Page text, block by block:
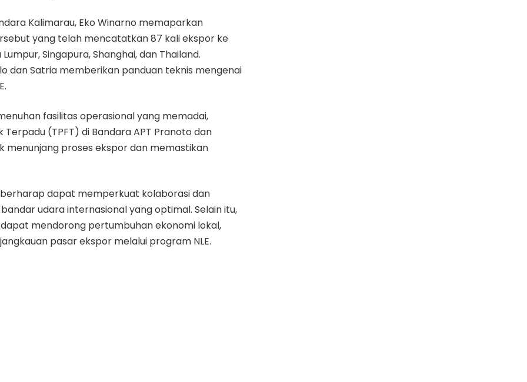
Kalimarau, Eko Winarno memaparkan
yang telah mencatatkan 87 kali ekspor ke
Singapura, Shanghai, dan Thailand.
dan Satria memberikan panduan teknis mengenai
fasilitas operasional yang memadai,
(TPFT) di Bandara APT Pranoto dan
menunjang proses ekspor dan memastikan
dapat memperkuat kolaborasi dan
udara internasional yang optimal. Selain itu,
mendorong pertumbuhan ekonomi lokal,
pasar ekspor melalui program NLE.